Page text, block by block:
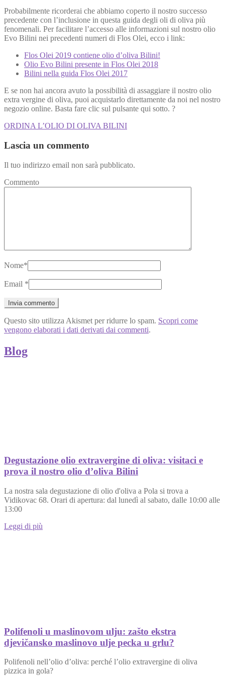
Probabilmente ricorderai che abbiamo coperto il nostro successo
precedente con l’inclusione in questa guida degli oli di oliva più
fenomenali. Per facilitare l’accesso alle informazioni sul nostro olio
Evo Bilini nei precedenti numeri di Flos Olei, ecco i link:
Flos Olei 2019 contiene olio d’oliva Bilini!
Olio Evo Bilini presente in Flos Olei 2018
Bilini nella guida Flos Olei 2017
E se non hai ancora avuto la possibilità di assaggiare il nostro olio
extra vergine di oliva, puoi acquistarlo direttamente da noi nel nostro
negozio online. Basta fare clic sul pulsante qui sotto. ?
ORDINA L’OLIO DI OLIVA BILINI
Lascia un commento
Il tuo indirizzo email non sarà pubblicato.
Commento
Nome*
Email *
Questo sito utilizza Akismet per ridurre lo spam. Scopri come
vengono elaborati i dati derivati dai commenti.
Blog
Degustazione olio extravergine di oliva: visitaci e
prova il nostro olio d’oliva Bilini
La nostra sala degustazione di olio d'oliva a Pola si trova a
Vidikovac 68. Orari di apertura: dal lunedì al sabato, dalle 10:00 alle
13:00
Leggi di più
Polifenoli u maslinovom ulju: zašto ekstra
djevičansko maslinovo ulje pecka u grlu?
Polifenoli nell’olio d’oliva: perché l’olio extravergine di oliva
pizzica in gola?